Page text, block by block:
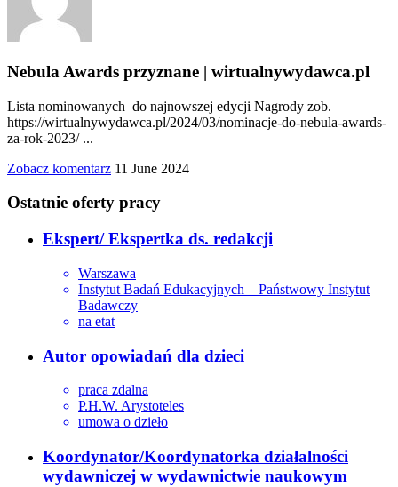
Nebula Awards przyznane | wirtualnywydawca.pl
Lista nominowanych do najnowszej edycji Nagrody zob.
https://wirtualnywydawca.pl/2024/03/nominacje-do-nebula-awards-
za-rok-2023/ ...
Zobacz komentarz 11 June 2024
Ostatnie oferty pracy
Ekspert/ Ekspertka ds. redakcji
Warszawa
Instytut Badań Edukacyjnych – Państwowy Instytut
Badawczy
na etat
Autor opowiadań dla dzieci
praca zdalna
P.H.W. Arystoteles
umowa o dzieło
Koordynator/Koordynatorka działalności
wydawniczej w wydawnictwie naukowym